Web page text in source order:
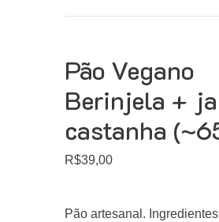
Pão Vegano
Berinjela +
castanha
R$39,00
Pão artesanal.